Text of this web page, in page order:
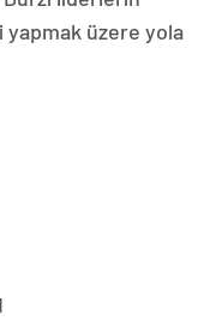
yapmak üzere yola